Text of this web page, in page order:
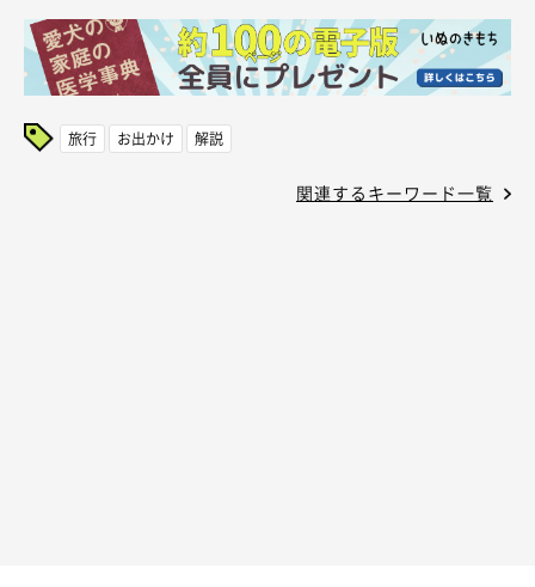
旅行 お出かけ 解説
関連するキーワード一覧